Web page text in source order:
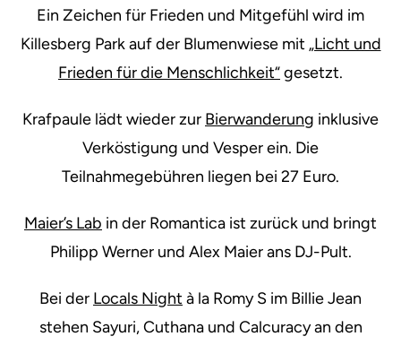
Ein Zeichen für Frieden und Mitgefühl wird im
Killesberg Park auf der Blumenwiese mit „Licht und
Frieden für die Menschlichkeit“gesetzt.
Krafpaule lädt wieder zur Bierwanderung inklusive
Verköstigung und Vesper ein. Die
Teilnahmegebühren liegen bei 27 Euro.
Maier’s Lab in der Romantica ist zurück und bringt
Philipp Werner und Alex Maier ans DJ-Pult.
Bei der Locals Night à la Romy S im Billie Jean
stehen Sayuri, Cuthana und Calcuracy an den